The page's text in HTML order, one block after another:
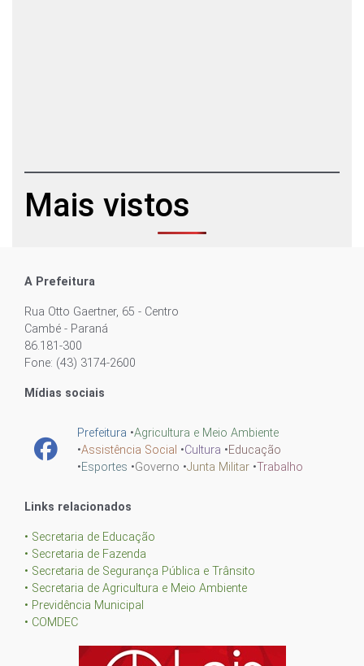
Mais vistos
A Prefeitura
Rua Otto Gaertner, 65 - Centro
Cambé - Paraná
86.181-300
Fone: (43) 3174-2600
Mídias sociais
Prefeitura •Agricultura e Meio Ambiente
•Assistência Social •Cultura •Educação
•Esportes •Governo •Junta Militar •Trabalho
Links relacionados
• Secretaria de Educação
• Secretaria de Fazenda
• Secretaria de Segurança Pública e Trânsito
• Secretaria de Agricultura e Meio Ambiente
• Previdência Municipal
• COMDEC